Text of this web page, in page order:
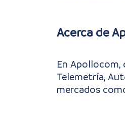
Acerca de
En
Telemetría,
mercados